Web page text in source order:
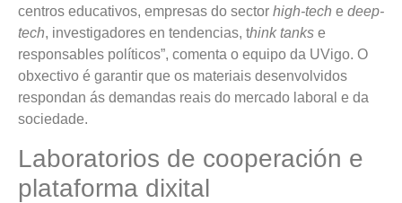
centros educativos, empresas do sector high-tech e deep-
tech, investigadores en tendencias, think tanks e
responsables políticos”, comenta o equipo da UVigo. O
obxectivo é garantir que os materiais desenvolvidos
respondan ás demandas reais do mercado laboral e da
sociedade.
Laboratorios de cooperación e
plataforma dixital